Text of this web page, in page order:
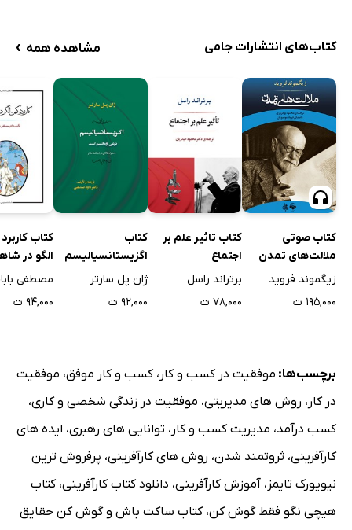
کتاب‌های انتشارات جامی مشاهده همه ›
کتاب صوتی
ملالت‌های تمدن
زیگموند فروید
۱۹۵,۰۰۰ ت
کتاب تاثیر علم بر
اجتماع
برتراند راسل
۷۸,۰۰۰ ت
کتاب
اگزیستانسیالیسم
نوعی امانیسم است
ژان پل سارتر
۹۲,۰۰۰ ت
کتاب
الگو در
فردوسی
مصطفی
۹۴,۰۰۰ ت
برچسب‌ها: موفقیت در کسب و کار ،کسب و کار موفق، موفقیت
در کار ، روش های مدیریتی، موفقیت در زندگی شخصی و کاری،
کسب درآمد، مدیریت کسب و کار ، توانایی های رهبری، ایده های
کارآفرینی، ثروتمند شدن، روش های کارآفرینی، پرفروش ترین
نیویورک تایمز ، آموزش کارآفرینی، دانلود کتاب کارآفرینی،کتاب
هیچی نگو فقط گوش کن،کتاب ساکت باش و گوش کن حقایق